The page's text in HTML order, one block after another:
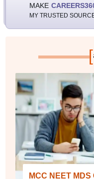
MAKE
MY TRUSTED
[
MCC NEET